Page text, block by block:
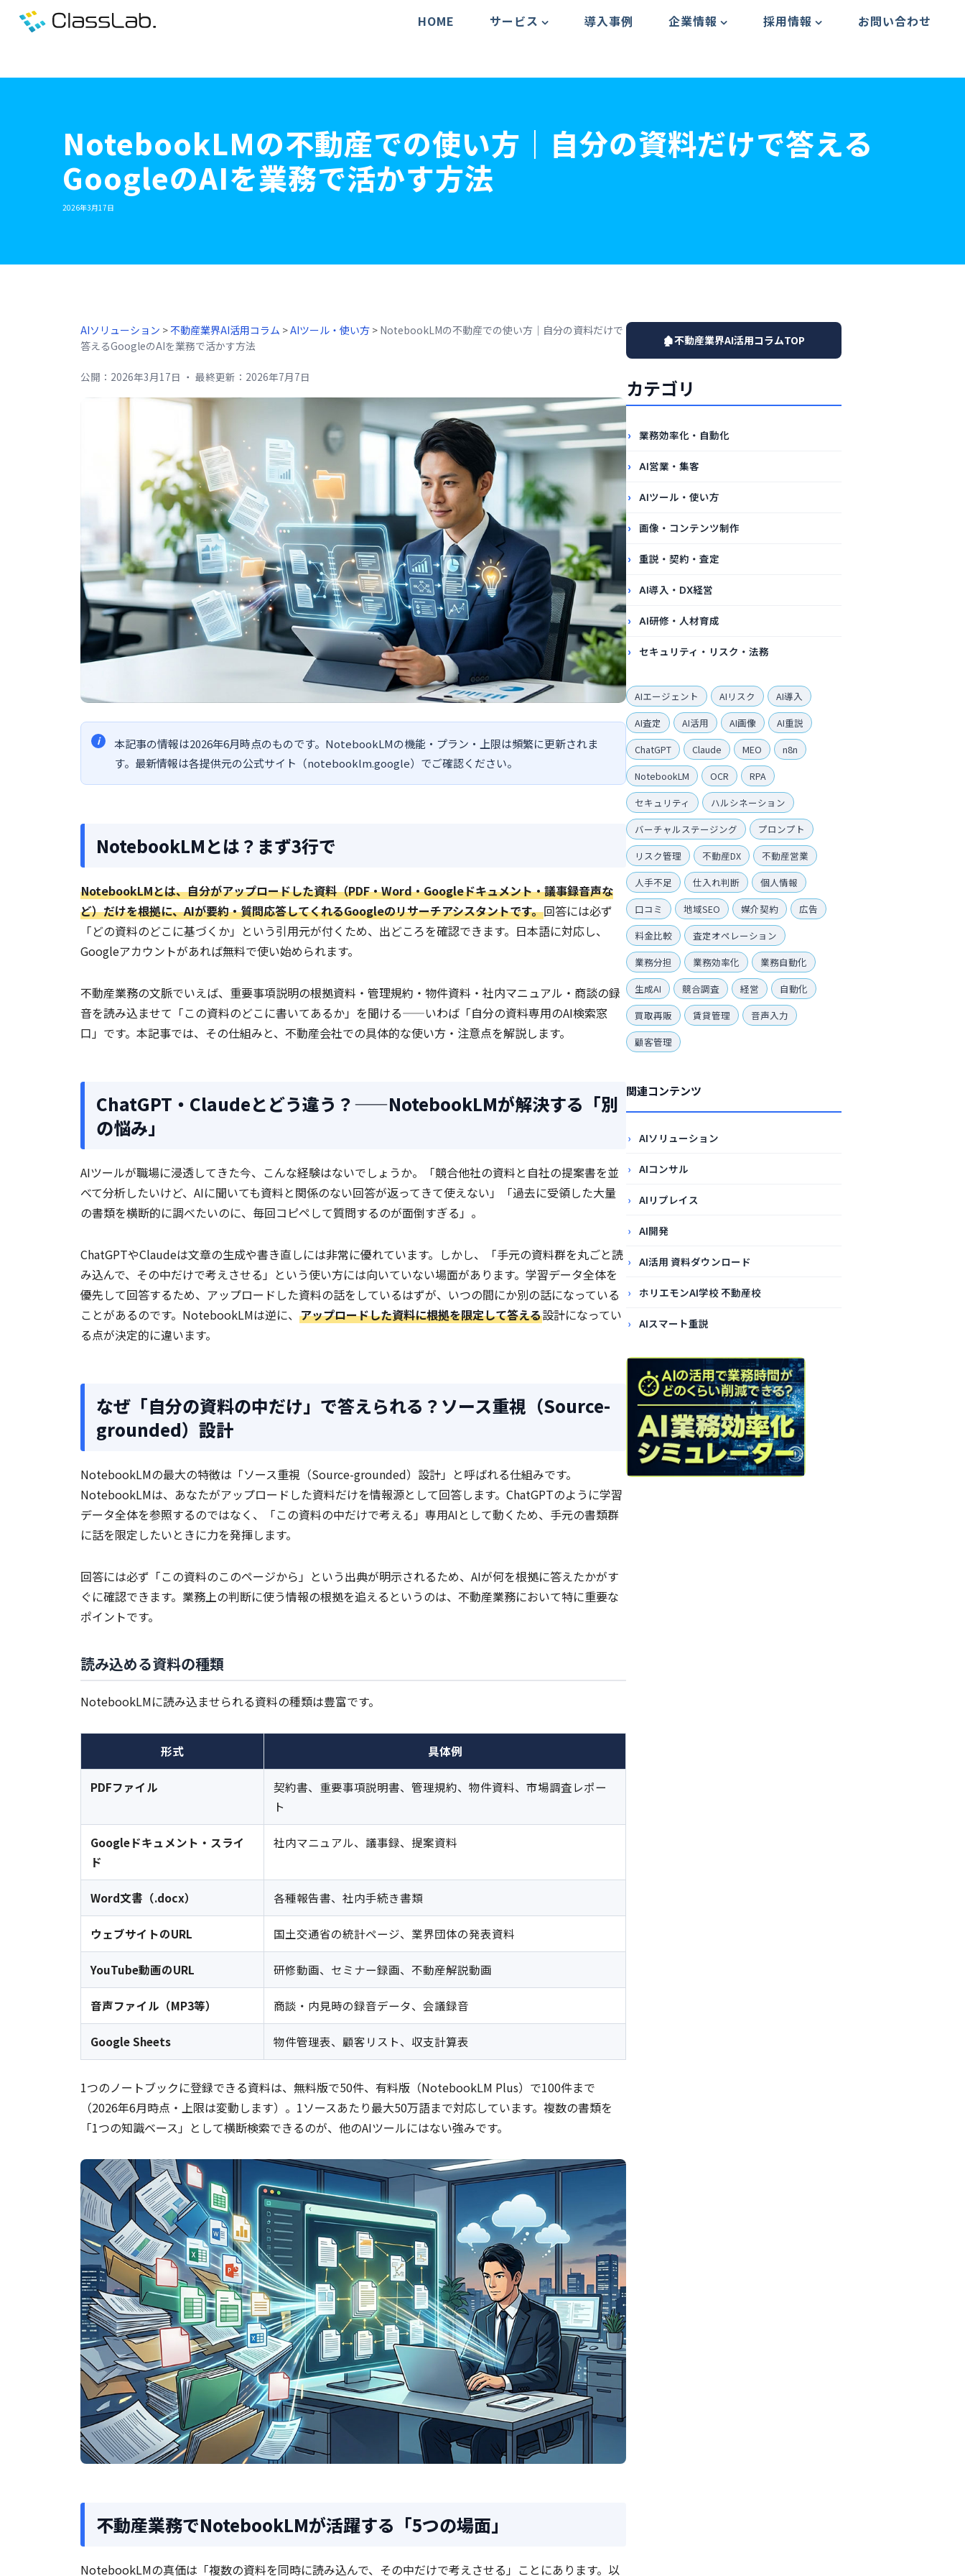
HOME サービス 導入事例 企業情報 採用情報 お問い合わせ
NotebookLMの不動産での使い方｜自分の資料だけで答える
GoogleのAIを業務で活かす方法
2026年3月17日
AIソリューション >不動産業界AI活用コラム >AIツール・使い方 > NotebookLMの不動産での使い方｜自分の資料だけで
答えるGoogleのAIを業務で活かす方法
公開： 2026年3月17日 ・ 最終更新： 2026年7月7日
本記事の情報は2026年6月時点のものです。NotebookLMの機能・プラン・上限は頻繁に更新されま
す。最新情報は各提供元の公式サイト（notebooklm.google）でご確認ください。
NotebookLMとは？まず3行で
NotebookLMとは、自分がアップロードした資料（PDF・Word・Googleドキュメント・議事録音声な
ど）だけを根拠に、AIが要約・質問応答してくれるGoogleのリサーチアシスタントです。回答には必ず
「どの資料のどこに基づくか」という引用元が付くため、出どころを確認できます。日本語に対応し、
Googleアカウントがあれば無料で使い始められます。
不動産業務の文脈でいえば、重要事項説明の根拠資料・管理規約・物件資料・社内マニュアル・商談の録
音を読み込ませて「この資料のどこに書いてあるか」を聞ける——いわば「自分の資料専用のAI検索窓
口」です。本記事では、その仕組みと、不動産会社での具体的な使い方・注意点を解説します。
ChatGPT・Claudeとどう違う？——NotebookLMが解決する「別
の悩み」
AIツールが職場に浸透してきた今、こんな経験はないでしょうか。「競合他社の資料と自社の提案書を並
べて分析したいけど、AIに聞いても資料と関係のない回答が返ってきて使えない」「過去に受領した大量
の書類を横断的に調べたいのに、毎回コピペして質問するのが面倒すぎる」。
ChatGPTやClaudeは文章の生成や書き直しには非常に優れています。しかし、「手元の資料群を丸ごと読
み込んで、その中だけで考えさせる」という使い方には向いていない場面があります。学習データ全体を
優先して回答するため、アップロードした資料の話をしているはずが、いつの間にか別の話になっている
ことがあるのです。NotebookLMは逆に、 アップロードした資料に根拠を限定して答える設計になってい
る点が決定的に違います。
なぜ「自分の資料の中だけ」で答えられる？ソース重視（Source-
grounded）設計
NotebookLMの最大の特徴は「ソース重視（Source-grounded）設計」と呼ばれる仕組みです。
NotebookLMは、あなたがアップロードした資料だけを情報源として回答します。ChatGPTのように学習
データ全体を参照するのではなく、「この資料の中だけで考える」専用AIとして動くため、手元の書類群
に話を限定したいときに力を発揮します。
回答には必ず「この資料のこのページから」という出典が明示されるため、AIが何を根拠に答えたかがす
ぐに確認できます。業務上の判断に使う情報の根拠を追えるというのは、不動産業務において特に重要な
ポイントです。
読み込める資料の種類
NotebookLMに読み込ませられる資料の種類は豊富です。
形式 具体例
PDFファイル
契約書、重要事項説明書、管理規約、物件資料、市場調査レポー
ト
Googleドキュメント・スライ
ド
社内マニュアル、議事録、提案資料
Word文書（.docx） 各種報告書、社内手続き書類
ウェブサイトのURL 国土交通省の統計ページ、業界団体の発表資料
YouTube動画のURL 研修動画、セミナー録画、不動産解説動画
音声ファイル（MP3等） 商談・内見時の録音データ、会議録音
Google Sheets 物件管理表、顧客リスト、収支計算表
1つのノートブックに登録できる資料は、無料版で50件、有料版（NotebookLM Plus）で100件まで
（2026年6月時点・上限は変動します）。1ソースあたり最大50万語まで対応しています。複数の書類を
「1つの知識ベース」として横断検索できるのが、他のAIツールにはない強みです。
不動産業務でNotebookLMが活躍する「5つの場面」
NotebookLMの真価は「複数の資料を同時に読み込んで、その中だけで考えさせる」ことにあります。以
🏚️不動産業界AI活用コラムTOP
カテゴリ
業務効率化・自動化
AI営業・集客
AIツール・使い方
画像・コンテンツ制作
重説・契約・査定
AI導入・DX経営
AI研修・人材育成
セキュリティ・リスク・法務
AIエージェント AIリスク
AI導入
AI査定
AI活用 AI画像
AI重説
ChatGPT
Claude MEO
n8n
NotebookLM
OCR
RPA
セキュリティ
ハルシネーション
バーチャルステージング
プロンプト
リスク管理
不動産DX
不動産営業
人手不足
仕入れ判断
個人情報
口コミ
地域SEO 媒介契約
広告
料金比較
査定オペレーション
業務分担
業務効率化
業務自動化
生成AI
競合調査 経営
自動化
買取再販
賃貸管理
音声入力
顧客管理
関連コンテンツ
AIソリューション
AIコンサル
AIリプレイス
AI開発
AI活用 資料ダウンロード
ホリエモンAI学校 不動産校
AIスマート重説